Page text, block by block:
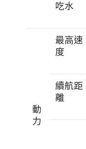
吃水
動
力
最高速
度
續航距
離